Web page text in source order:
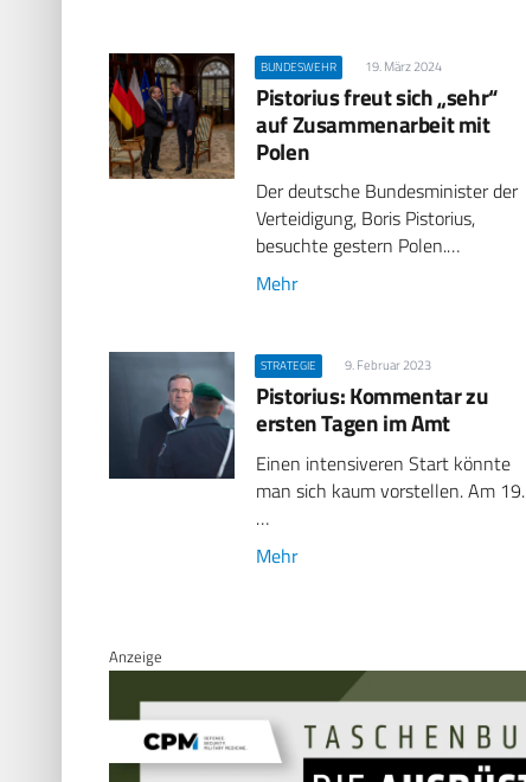
BUNDESWEHR 19. März 2024
Pistorius freut sich „sehr“
auf Zusammenarbeit mit
Polen
Der deutsche Bundesminister der
Verteidigung, Boris Pistorius,
besuchte gestern Polen.…
Mehr
STRATEGIE 9. Februar 2023
Pistorius: Kommentar zu
ersten Tagen im Amt
Einen intensiveren Start könnte
man sich kaum vorstellen. Am 19.
…
Mehr
Anzeige